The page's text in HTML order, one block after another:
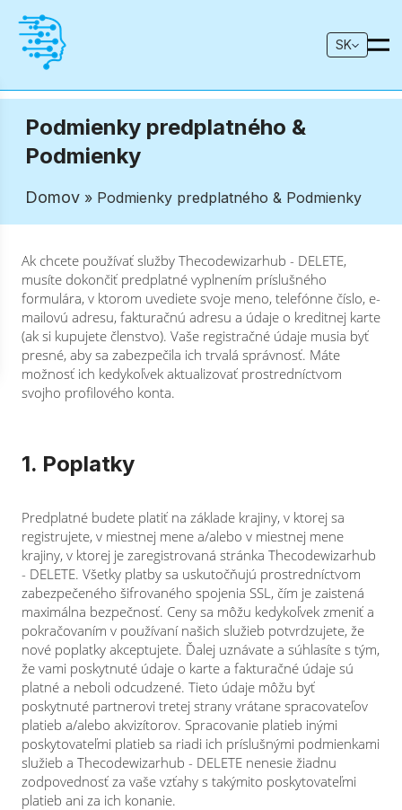
SK
Podmienky predplatného &
Podmienky
Domov » Podmienky predplatného & Podmienky
Ak chcete používať služby Thecodewizarhub - DELETE,
musíte dokončiť predplatné vyplnením príslušného
formulára, v ktorom uvediete svoje meno, telefónne číslo, e-
mailovú adresu, fakturačnú adresu a údaje o kreditnej karte
(ak si kupujete členstvo). Vaše registračné údaje musia byť
presné, aby sa zabezpečila ich trvalá správnosť. Máte
možnosť ich kedykoľvek aktualizovať prostredníctvom
svojho profilového konta.
1. Poplatky
Predplatné budete platiť na základe krajiny, v ktorej sa
registrujete, v miestnej mene a/alebo v miestnej mene
krajiny, v ktorej je zaregistrovaná stránka Thecodewizarhub
- DELETE. Všetky platby sa uskutočňujú prostredníctvom
zabezpečeného šifrovaného spojenia SSL, čím je zaistená
maximálna bezpečnosť. Ceny sa môžu kedykoľvek zmeniť a
pokračovaním v používaní našich služieb potvrdzujete, že
nové poplatky akceptujete. Ďalej uznávate a súhlasíte s tým,
že vami poskytnuté údaje o karte a fakturačné údaje sú
platné a neboli odcudzené. Tieto údaje môžu byť
poskytnuté partnerovi tretej strany vrátane spracovateľov
platieb a/alebo akvizítorov. Spracovanie platieb inými
poskytovateľmi platieb sa riadi ich príslušnými podmienkami
služieb a Thecodewizarhub - DELETE nenesie žiadnu
zodpovednosť za vaše vzťahy s takýmito poskytovateľmi
platieb ani za ich konanie.